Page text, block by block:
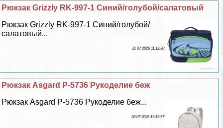
Рюкзак Grizzly RK-997-1 Синий/гoлyбой/салатовый
Рюкзак Grizzly RK-997-1 Синий/гoлyбой/
салатовый...
31 07 2026 11:12:30
Рюкзак Asgard Р-5736 Рукоделие беж
Рюкзак Asgard Р-5736 Рукоделие беж...
30 07 2026 19:19:57